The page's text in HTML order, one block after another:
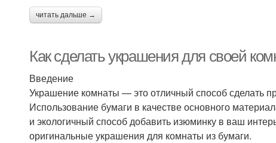
читать дальше →
Как сделать украшения для своей
Введение
Украшение комнаты — это отличный способ сделать
Использование бумаги в качестве основного
и экологичный способ добавить изюминку в ваш
оригинальные украшения для комнаты из бумаги.